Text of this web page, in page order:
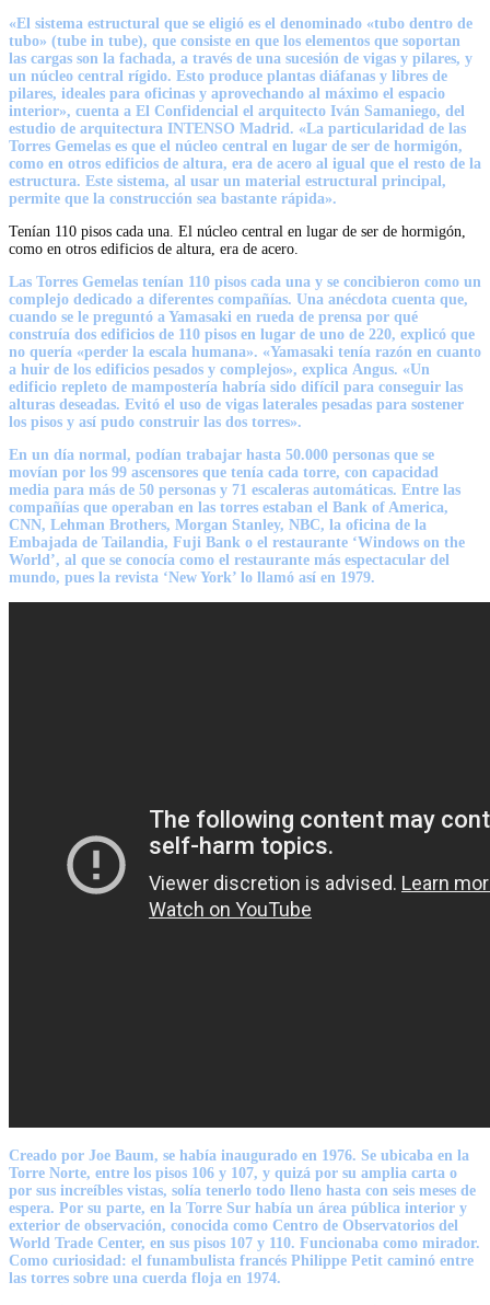
«El sistema estructural que se eligió es el denominado «tubo dentro de
tubo» (tube in tube), que consiste en que los elementos que soportan
las cargas son la fachada, a través de una sucesión de vigas y pilares, y
un núcleo central rígido. Esto produce plantas diáfanas y libres de
pilares, ideales para oficinas y aprovechando al máximo el espacio
interior», cuenta a El Confidencial el arquitecto Iván Samaniego, del
estudio de arquitectura INTENSO Madrid. «La particularidad de las
Torres Gemelas es que el núcleo central en lugar de ser de hormigón,
como en otros edificios de altura, era de acero al igual que el resto de la
estructura. Este sistema, al usar un material estructural principal,
permite que la construcción sea bastante rápida».
Tenían 110 pisos cada una. El núcleo central en lugar de ser de hormigón,
como en otros edificios de altura, era de acero.
Las Torres Gemelas tenían 110 pisos cada una y se concibieron como un
complejo dedicado a diferentes compañías. Una anécdota cuenta que,
cuando se le preguntó a Yamasaki en rueda de prensa por qué
construía dos edificios de 110 pisos en lugar de uno de 220, explicó que
no quería «perder la escala humana». «Yamasaki tenía razón en cuanto
a huir de los edificios pesados y complejos», explica Angus. «Un
edificio repleto de mampostería habría sido difícil para conseguir las
alturas deseadas. Evitó el uso de vigas laterales pesadas para sostener
los pisos y así pudo construir las dos torres».
En un día normal, podían trabajar hasta 50.000 personas que se
movían por los 99 ascensores que tenía cada torre, con capacidad
media para más de 50 personas y 71 escaleras automáticas. Entre las
compañías que operaban en las torres estaban el Bank of America,
CNN, Lehman Brothers, Morgan Stanley, NBC, la oficina de la
Embajada de Tailandia, Fuji Bank o el restaurante ‘Windows on the
World’, al que se conocía como el restaurante más espectacular del
mundo, pues la revista ‘New York’ lo llamó así en 1979.
Creado por Joe Baum, se había inaugurado en 1976. Se ubicaba en la
Torre Norte, entre los pisos 106 y 107, y quizá por su amplia carta o
por sus increíbles vistas, solía tenerlo todo lleno hasta con seis meses de
espera. Por su parte, en la Torre Sur había un área pública interior y
exterior de observación, conocida como Centro de Observatorios del
World Trade Center, en sus pisos 107 y 110. Funcionaba como mirador.
Como curiosidad: el funambulista francés Philippe Petit caminó entre
las torres sobre una cuerda floja en 1974.